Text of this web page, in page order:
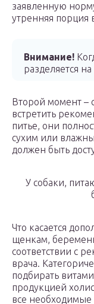
заявленную
утренняя порция
Внимание!
разделяется
Второй момент –
встретить
питье, они
сухим или
должен быть
У собаки,
Что касается
щенкам,
соответствии с
врача.
подбирать
продукцией
все